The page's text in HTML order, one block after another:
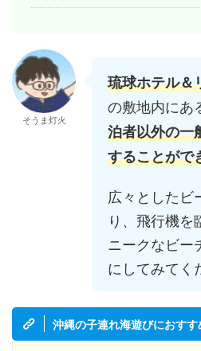
そうま灯火
琉球ホテル＆
の敷地内にあ
泊者以外の一
することがで
広々としたビ
り、飛行機を
ニークなビー
にしてみてく
沖縄の子連れ海遊びにおす